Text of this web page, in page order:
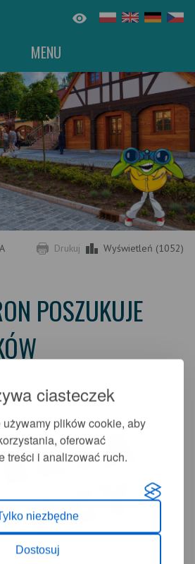
ciasteczek
plików cookie, aby
oferować
treści i analizować ruch.
niezbędne
Dostosuj
MENU
Drukuj Wyświetleń (1052)
POSZUKUJE
pracownika na stanowisko: elektromonter